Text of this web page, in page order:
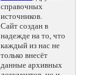
справочных
источников.
Сайт создан в
надежде на то, что
каждый из нас не
только внесёт
данные архивных